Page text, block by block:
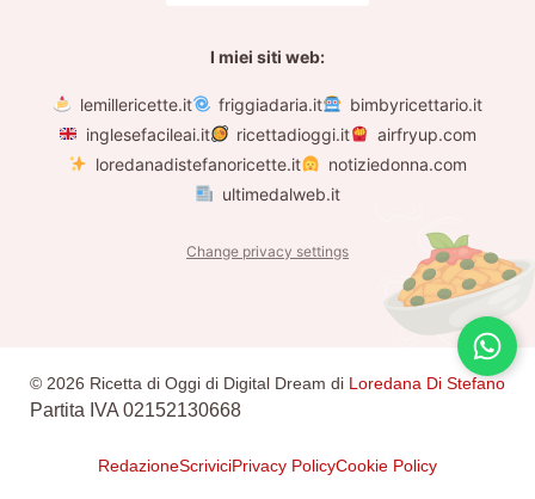
I miei siti web:
lemillericette.it friggiadaria.it
bimbyricettario.it
inglesefacileai.it
ricettadioggi.it
airfryup.com
loredanadistefanoricette.it
notiziedonna.com
ultimedalweb.it
Change privacy settings
© 2026 Ricetta di Oggi di Digital Dream di Loredana Di Stefano
Partita IVA 02152130668
RedazioneScriviciPrivacy PolicyCookie Policy